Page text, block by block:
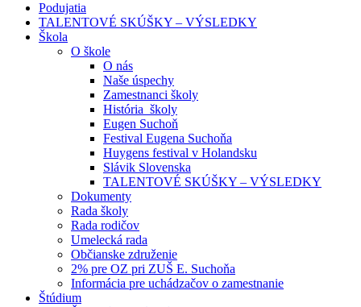
Podujatia
TALENTOVÉ SKÚŠKY – VÝSLEDKY
Škola
O škole
O nás
Naše úspechy
Zamestnanci školy
História školy
Eugen Suchoň
Festival Eugena Suchoňa
Huygens festival v Holandsku
Slávik Slovenska
TALENTOVÉ SKÚŠKY – VÝSLEDKY
Dokumenty
Rada školy
Rada rodičov
Umelecká rada
Občianske združenie
2% pre OZ pri ZUŠ E. Suchoňa
Informácia pre uchádzačov o zamestnanie
Štúdium